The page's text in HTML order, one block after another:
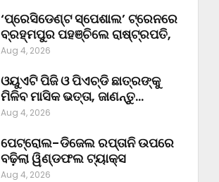
‘ପ୍ରେସିଡେଣ୍ଟ ସ୍ପେଶାଲ’ ଟ୍ରେନରେ
ବ୍ରହ୍ମପୁର ପହଞ୍ଚିଲେ ରାଷ୍ଟ୍ରପତି,
Aug 4, 2026
ଓୟୁଏଟି ପିଜି ଓ ପିଏଚ୍‌ଡି ଛାତ୍ରଙ୍କୁ
ମିଳିବ ମାସିକ ଭତ୍ତା, ଜାଣନ୍ତୁ…
Aug 4, 2026
ପେଟ୍ରୋଲ-ଡିଜେଲ ରପ୍ତାନି ଉପରେ
ବଢ଼ିଲା ୱିଣ୍ଡଫଲ ଟ୍ୟାକ୍ସ
Aug 4, 2026